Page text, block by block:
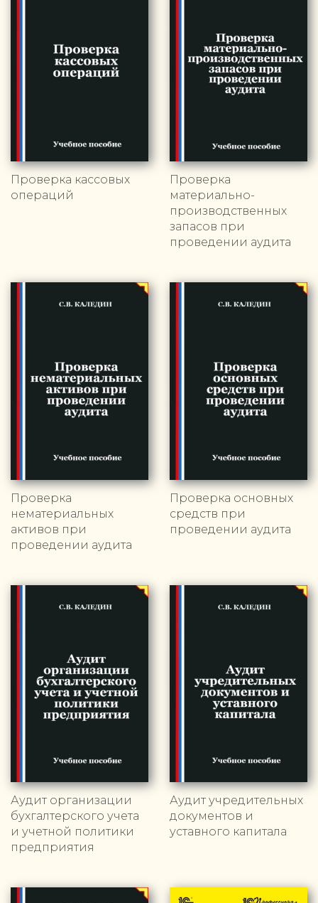
Проверка кассовых
операций
Проверка
материально-
производственных
запасов при
проведении аудита
Проверка
нематериальных
активов при
проведении аудита
Проверка основных
средств при
проведении аудита
Аудит организации
бухгалтерского учета
и учетной политики
предприятия
Аудит учредительных
документов и
уставного капитала